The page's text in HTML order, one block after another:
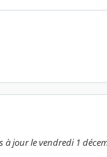
à jour le vendredi 1